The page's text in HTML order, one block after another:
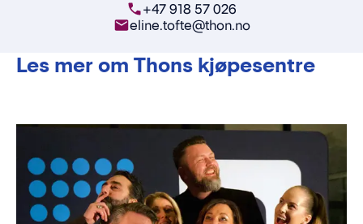
+47 918 57 026
eline.tofte@thon.no
Les mer om Thons kjøpesentre